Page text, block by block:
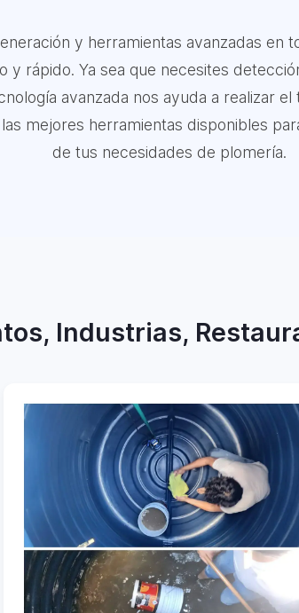
y herramientas avanzadas en
rápido. Ya sea que necesites
avanzada nos ayuda a realizar
mejores herramientas disponibles
de tus necesidades de plomería.
Industrias,